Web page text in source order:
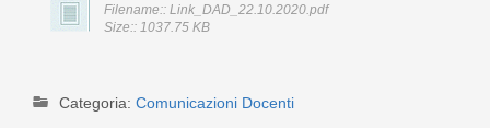
Filename:: Link_DAD_22.10.2020.pdf
Size:: 1037.75 KB
Categoria: Comunicazioni Docenti